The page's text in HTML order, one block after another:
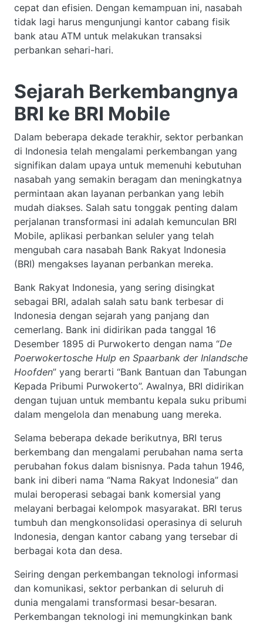
cepat dan efisien. Dengan kemampuan ini, nasabah
tidak lagi harus mengunjungi kantor cabang fisik
bank atau ATM untuk melakukan transaksi
perbankan sehari-hari.
Sejarah Berkembangnya
BRI ke BRI Mobile
Dalam beberapa dekade terakhir, sektor perbankan
di Indonesia telah mengalami perkembangan yang
signifikan dalam upaya untuk memenuhi kebutuhan
nasabah yang semakin beragam dan meningkatnya
permintaan akan layanan perbankan yang lebih
mudah diakses. Salah satu tonggak penting dalam
perjalanan transformasi ini adalah kemunculan BRI
Mobile, aplikasi perbankan seluler yang telah
mengubah cara nasabah Bank Rakyat Indonesia
(BRI) mengakses layanan perbankan mereka.
Bank Rakyat Indonesia, yang sering disingkat
sebagai BRI, adalah salah satu bank terbesar di
Indonesia dengan sejarah yang panjang dan
cemerlang. Bank ini didirikan pada tanggal 16
Desember 1895 di Purwokerto dengan nama “De
Poerwokertosche Hulp en Spaarbank der Inlandsche
Hoofden” yang berarti “Bank Bantuan dan Tabungan
Kepada Pribumi Purwokerto”. Awalnya, BRI didirikan
dengan tujuan untuk membantu kepala suku pribumi
dalam mengelola dan menabung uang mereka.
Selama beberapa dekade berikutnya, BRI terus
berkembang dan mengalami perubahan nama serta
perubahan fokus dalam bisnisnya. Pada tahun 1946,
bank ini diberi nama “Nama Rakyat Indonesia” dan
mulai beroperasi sebagai bank komersial yang
melayani berbagai kelompok masyarakat. BRI terus
tumbuh dan mengkonsolidasi operasinya di seluruh
Indonesia, dengan kantor cabang yang tersebar di
berbagai kota dan desa.
Seiring dengan perkembangan teknologi informasi
dan komunikasi, sektor perbankan di seluruh di
dunia mengalami transformasi besar-besaran.
Perkembangan teknologi ini memungkinkan bank